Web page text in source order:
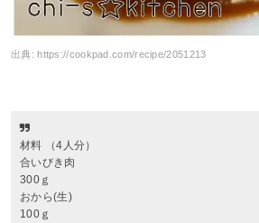
出典:https://cookpad.com/recipe/2051213
材料 （4人分）
合いびき肉
300ｇ
おから(生)
100ｇ